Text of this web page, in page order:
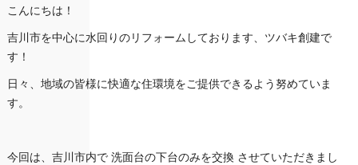
こんにちは！
吉川市を中心に水回りのリフォームしております、ツバキ創建で
す！
日々、地域の皆様に快適な住環境をご提供できるよう努めていま
す。
今回は、吉川市内で 洗面台の下台のみを交換 させていただきまし